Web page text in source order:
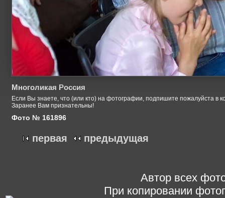
Многоликая Россия
Если Вы знаете, что (или кто) на фотографии, подпишите пожалуйста в
Заранее Вам признательны!
Фото № 161896
первая предыдущая
Автор всех
При копировании